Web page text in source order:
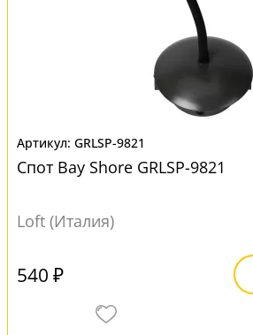
GRLSP-9821
Спот Bay Shore GRLSP-9821
Loft (Италия)
540 ₽